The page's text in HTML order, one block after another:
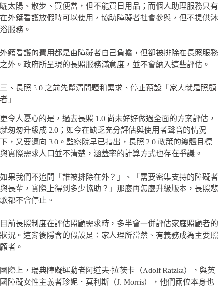
曬太陽、散步、買便當，但不能買日用品；而個人助理服務只有
在外籍看護放假時可以使用，協助障礙者社會參與，但不提供沐
浴服務。
外籍看護的費用都是由障礙者自己負擔，但卻被排除在長照服務
之外。政府所呈現的長照服務滿意度，並不會納入這些評估。
三、長照 3.0 之前先釐清問題和需求、停止預設「家人就是照顧
者」
更令人憂心的是，過去長照 1.0 尚未好好做過全面的方案評估，
就匆匆升級成 2.0；如今在缺乏充分評估與使用者聲音的情況
下，又要邁向 3.0。監察院早已指出，長照 2.0 政策的總體目標
與實際需求人口並不清楚，涵蓋率的計算方式也存在爭議。
如果我們不追問「誰被排除在外？」、「需要密集支持的障礙者
與長輩，實際上得到多少協助？」那麼再怎麼升級版本，長照悲
歌都不會停止。
目前長照制度在評估照顧需求時，多半會一併評估家庭照顧者的
狀況。這背後隱含的假設是：家人理所當然、有義務成為主要照
顧者。
國際上，瑞典障礙運動者阿道夫·拉茨卡（Adolf Ratzka），與英
國障礙女性主義者珍妮．莫利斯（J. Morris），他們兩位本身也